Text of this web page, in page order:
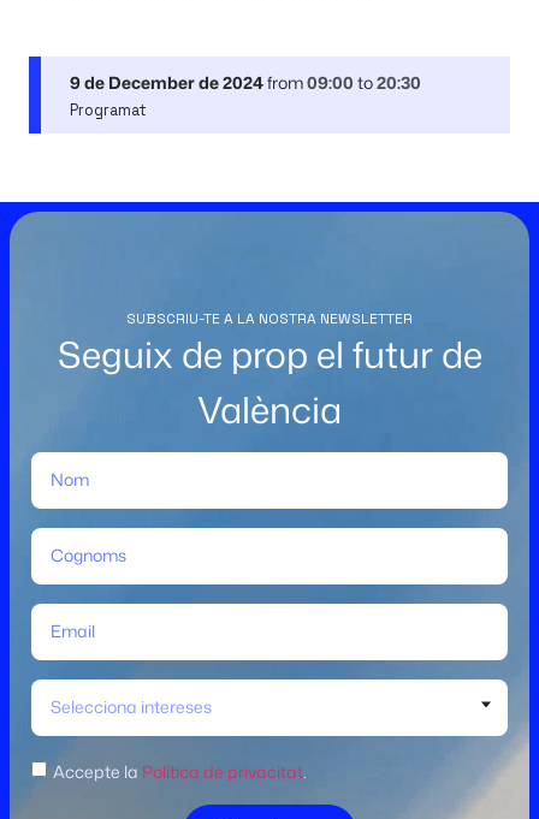
9 de December de 2024from09:00 to20:30
Programat
SUBSCRIU-TE A LA NOSTRA NEWSLETTER
Seguix de prop el futur de
València
Selecciona intereses
Accepte la Política de privacitat